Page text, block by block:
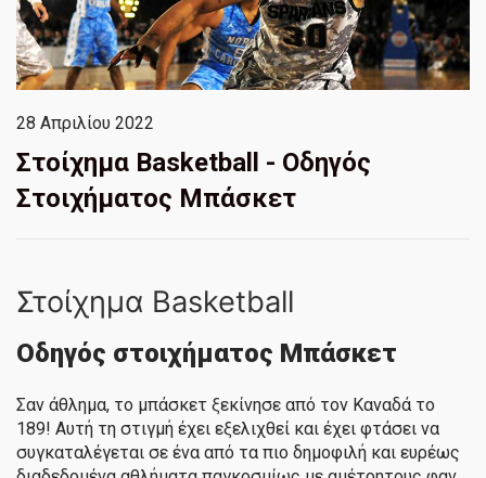
28 Απριλίου 2022
Στοίχημα Basketball - Οδηγός
Στοιχήματος Μπάσκετ
Στοίχημα Basketball
Οδηγός στοιχήματος Μπάσκετ
Σαν άθλημα, το μπάσκετ ξεκίνησε από τον Καναδά το
189! Αυτή τη στιγμή έχει εξελιχθεί και έχει φτάσει να
συγκαταλέγεται σε ένα από τα πιο δημοφιλή και ευρέως